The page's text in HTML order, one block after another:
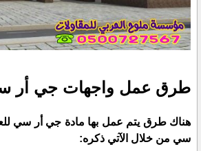
طرق عمل واجهات جي أر
هناك طرق يتم عمل بها مادة جي أر سي
سي من خلال الآتي ذكره: